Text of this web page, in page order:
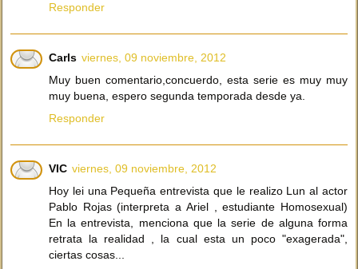
Responder
Carls viernes, 09 noviembre, 2012
Muy buen comentario,concuerdo, esta serie es muy muy
muy buena, espero segunda temporada desde ya.
Responder
VIC viernes, 09 noviembre, 2012
Hoy lei una Pequeña entrevista que le realizo Lun al actor
Pablo Rojas (interpreta a Ariel , estudiante Homosexual)
En la entrevista, menciona que la serie de alguna forma
retrata la realidad , la cual esta un poco "exagerada",
ciertas cosas...